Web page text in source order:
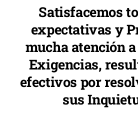
Satisfacemos
expectativas y
mucha atención
Exigencias,
efectivos por
sus